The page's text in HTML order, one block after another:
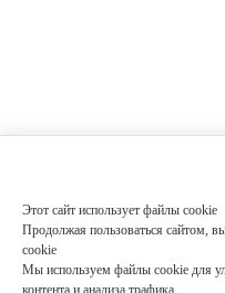
Этот сайт использует файлы cookie
Продолжая пользоваться сайтом,
cookie
Мы используем файлы cookie для
контента и анализа трафика